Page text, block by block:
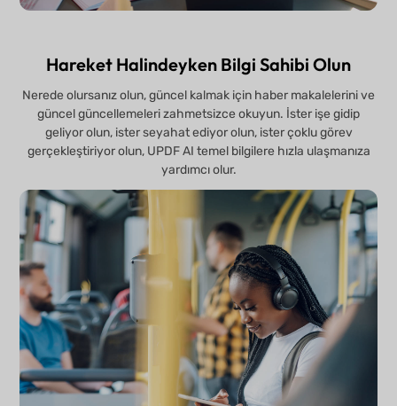
Hareket Halindeyken Bilgi Sahibi Olun
Nerede olursanız olun, güncel kalmak için haber makalelerini ve
güncel güncellemeleri zahmetsizce okuyun. İster işe gidip
geliyor olun, ister seyahat ediyor olun, ister çoklu görev
gerçekleştiriyor olun, UPDF AI temel bilgilere hızla ulaşmanıza
yardımcı olur.